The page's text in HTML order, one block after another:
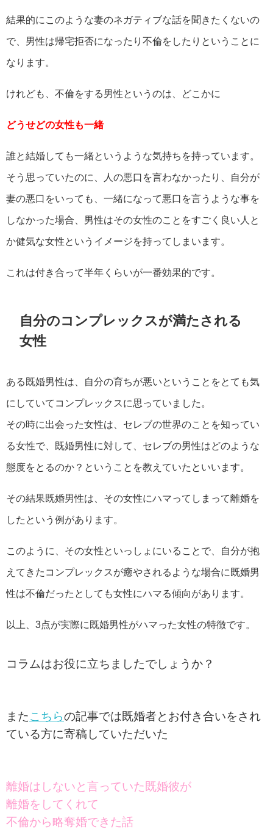
結果的にこのような妻のネガティブな話を聞きたくないの
で、男性は帰宅拒否になったり不倫をしたりということに
なります。
けれども、不倫をする男性というのは、どこかに
どうせどの女性も一緒
誰と結婚しても一緒というような気持ちを持っています。
そう思っていたのに、人の悪口を言わなかったり、自分が
妻の悪口をいっても、一緒になって悪口を言うような事を
しなかった場合、男性はその女性のことをすごく良い人と
か健気な女性というイメージを持ってしまいます。
これは付き合って半年くらいが一番効果的です。
自分のコンプレックスが満たされる
女性
ある既婚男性は、自分の育ちが悪いということをとても気
にしていてコンプレックスに思っていました。
その時に出会った女性は、セレブの世界のことを知ってい
る女性で、既婚男性に対して、セレブの男性はどのような
態度をとるのか？ということを教えていたといいます。
その結果既婚男性は、その女性にハマってしまって離婚を
したという例があります。
このように、その女性といっしょにいることで、自分が抱
えてきたコンプレックスが癒やされるような場合に既婚男
性は不倫だったとしても女性にハマる傾向があります。
以上、3点が実際に既婚男性がハマった女性の特徴です。
コラムはお役に立ちましたでしょうか？
またこちらの記事では既婚者とお付き合いをされ
ている方に寄稿していただいた
離婚はしないと言っていた既婚彼が
離婚をしてくれて
不倫から略奪婚できた話